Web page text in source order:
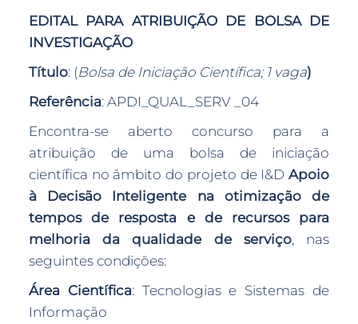
EDITAL PARA ATRIBUIÇÃO DE BOLSA DE
INVESTIGAÇÃO
Título: (Bolsa de Iniciação Científica; 1 vaga)
Referência: APDI_QUAL_SERV _04
Encontra-se aberto concurso para a
atribuição de uma bolsa de iniciação
científica no âmbito do projeto de I&DApoio
à Decisão Inteligente na otimização de
tempos de resposta e de recursos para
melhoria da qualidade de serviço, nas
seguintes condições:
Área Científica: Tecnologias e Sistemas de
Informação